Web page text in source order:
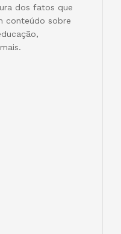
dos fatos que
conteúdo sobre